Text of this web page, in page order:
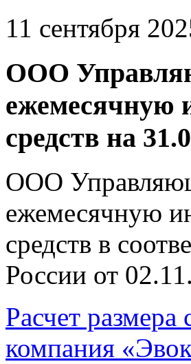
11 сентября
ООО
ежемесячную
средств на
ООО
ежемесячную
средств в
России от
Расчет
компания